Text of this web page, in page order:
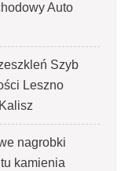
Auto
Szyb
Leszno
nagrobki
kamienia